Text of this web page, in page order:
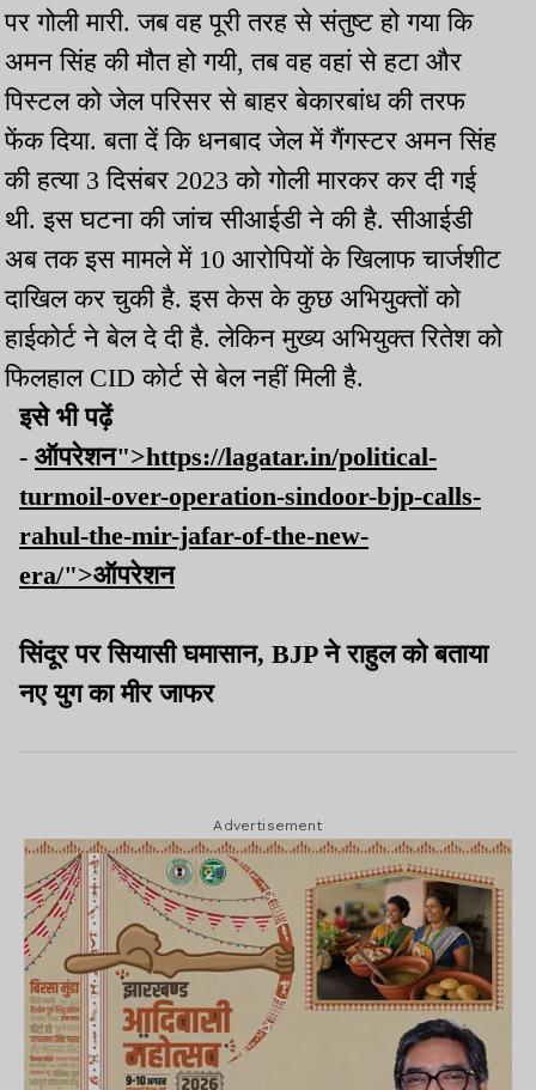
पर गोली मारी. जब वह पूरी तरह से संतुष्ट हो गया कि
अमन सिंह की मौत हो गयी, तब वह वहां से हटा और
पिस्टल को जेल परिसर से बाहर बेकारबांध की तरफ
फेंक दिया. बता दें कि धनबाद जेल में गैंगस्टर अमन सिंह
की हत्या 3 दिसंबर 2023 को गोली मारकर कर दी गई
थी. इस घटना की जांच सीआईडी ने की है. सीआईडी
अब तक इस मामले में 10 आरोपियों के खिलाफ चार्जशीट
दाखिल कर चुकी है. इस केस के कुछ अभियुक्तों को
हाईकोर्ट ने बेल दे दी है. लेकिन मुख्य अभियुक्त रितेश को
फिलहाल CID कोर्ट से बेल नहीं मिली है.
इसे भी पढ़ें
- ऑपरेशन">https://lagatar.in/political-
turmoil-over-operation-sindoor-bjp-calls-
rahul-the-mir-jafar-of-the-new-
era/">ऑपरेशन
सिंदूर पर सियासी घमासान, BJP ने राहुल को बताया
नए युग का मीर जाफर
Advertisement